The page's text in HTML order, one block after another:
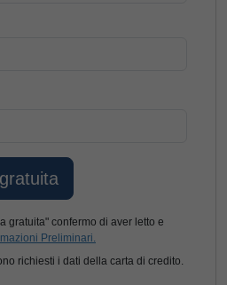
gratuita" confermo di aver letto e
Preliminari.
richiesti i dati della carta di credito.